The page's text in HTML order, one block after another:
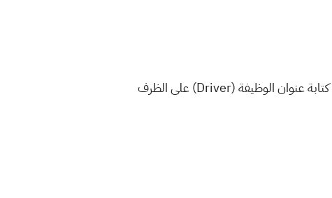
او عن طريق وضع السيرة الذاتية في صندوق الوظائف الخاص بمنظمة MSF في مستشفى الشفاء و يجب كتابة عنوان الوظيفة (Driver) على الظرف